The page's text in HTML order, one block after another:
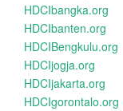
HDCIbangka.org
HDCIbanten.org
HDCIBengkulu.org
HDCIjogja.org
HDCIjakarta.org
HDCIgorontalo.org